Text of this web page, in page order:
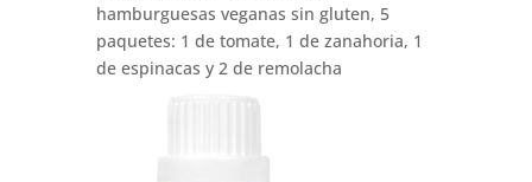
hamburguesas veganas sin gluten, 5
paquetes: 1 de tomate, 1 de zanahoria, 1
de espinacas y 2 de remolacha